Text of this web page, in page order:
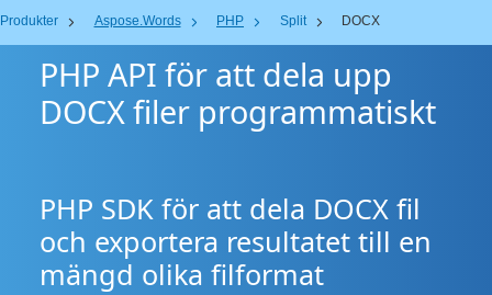
Produkter Aspose.Words PHP Split DOCX
PHP API för att dela upp
DOCX filer programmatiskt
PHP SDK för att dela DOCX fil
och exportera resultatet till en
mängd olika filformat